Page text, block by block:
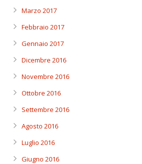
Marzo 2017
Febbraio 2017
Gennaio 2017
Dicembre 2016
Novembre 2016
Ottobre 2016
Settembre 2016
Agosto 2016
Luglio 2016
Giugno 2016